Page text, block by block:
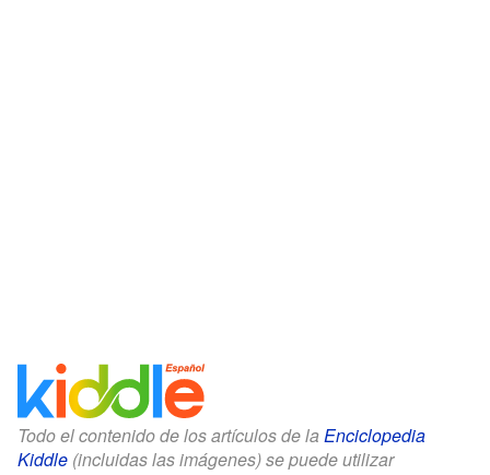
Todo el contenido de los artículos de la Enciclopedia
Kiddle (incluidas las imágenes) se puede utilizar